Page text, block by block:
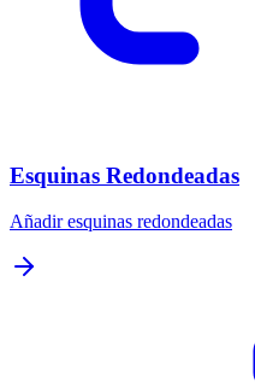
Esquinas Redondeadas
Añadir esquinas redondeadas